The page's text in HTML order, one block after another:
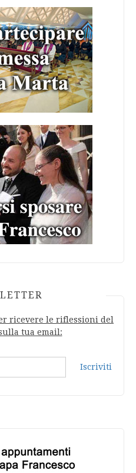
ricevere le riflessioni del
tua email:
Iscriviti